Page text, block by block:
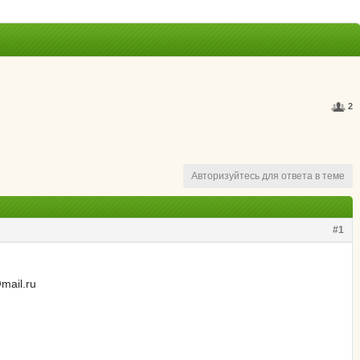
2
Авторизуйтесь для ответа в теме
#1